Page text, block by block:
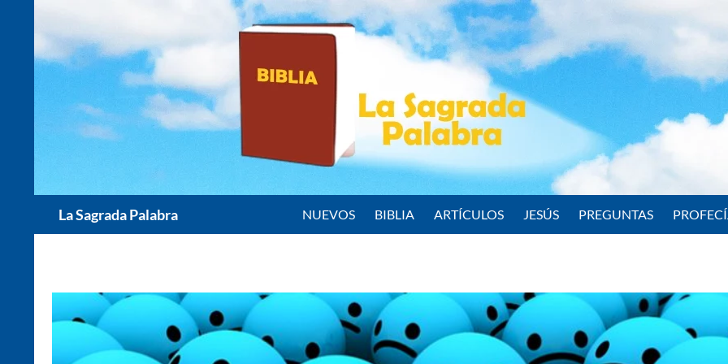
contenido
La Sagrada Palabra NUEVOS BIBLIA ARTÍCULOS JESÚS PREGUNTAS